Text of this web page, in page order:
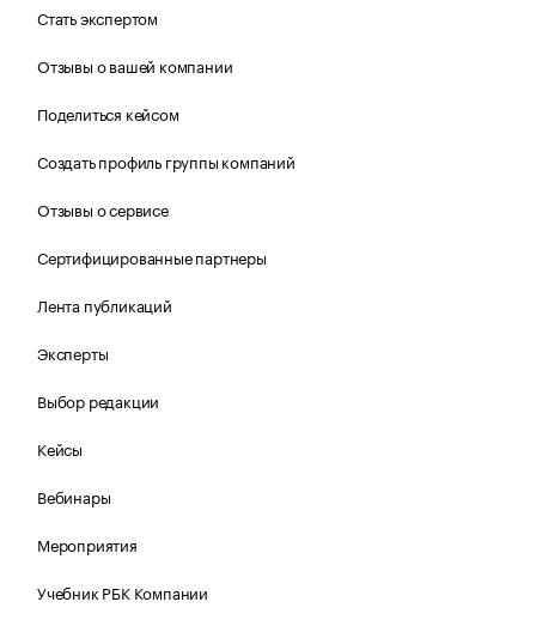
Стать экспертом
Отзывы о вашей компании
Поделиться кейсом
Создать профиль группы компаний
Отзывы о сервисе
Сертифицированные партнеры
Лента публикаций
Эксперты
Выбор редакции
Кейсы
Вебинары
Мероприятия
Учебник РБК Компании